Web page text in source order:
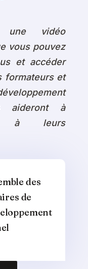
une vidéo
vous pouvez
et accéder
formateurs et
aideront à
à leurs
des
de